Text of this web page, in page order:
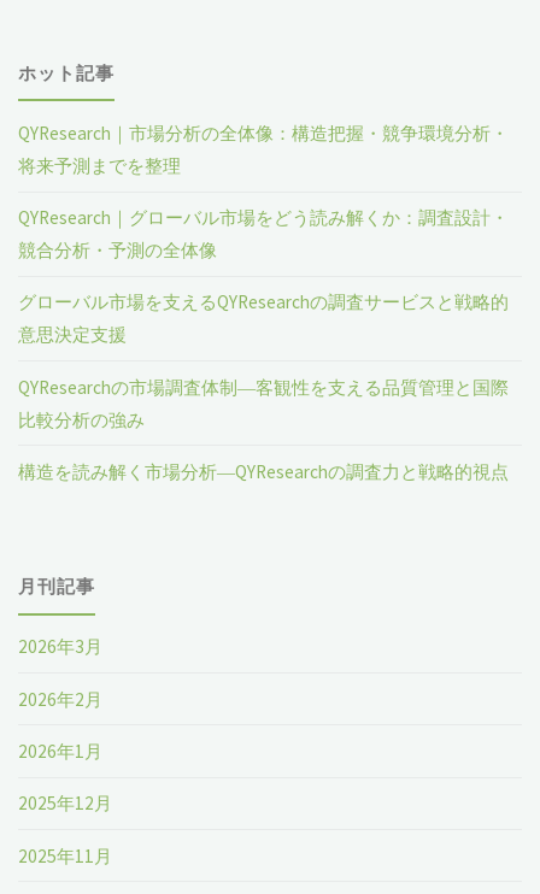
ホット記事
QYResearch｜市場分析の全体像：構造把握・競争環境分析・
将来予測までを整理
QYResearch｜グローバル市場をどう読み解くか：調査設計・
競合分析・予測の全体像
グローバル市場を支えるQYResearchの調査サービスと戦略的
意思決定支援
QYResearchの市場調査体制―客観性を支える品質管理と国際
比較分析の強み
構造を読み解く市場分析―QYResearchの調査力と戦略的視点
月刊記事
2026年3月
2026年2月
2026年1月
2025年12月
2025年11月